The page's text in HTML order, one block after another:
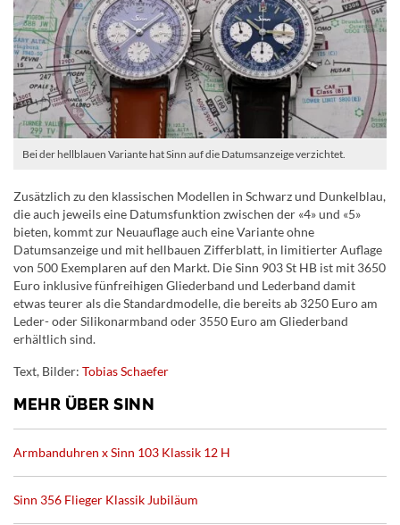
Bei der hellblauen Variante hat Sinn auf die Datumsanzeige verzichtet.
Zusätzlich zu den klassischen Modellen in Schwarz und Dunkelblau,
die auch jeweils eine Datumsfunktion zwischen der «4» und «5»
bieten, kommt zur Neuauflage auch eine Variante ohne
Datumsanzeige und mit hellbauen Zifferblatt, in limitierter Auflage
von 500 Exemplaren auf den Markt. Die Sinn 903 St HB ist mit 3650
Euro inklusive fünfreihigen Gliederband und Lederband damit
etwas teurer als die Standardmodelle, die bereits ab 3250 Euro am
Leder- oder Silikonarmband oder 3550 Euro am Gliederband
erhältlich sind.
Text, Bilder: Tobias Schaefer
MEHR ÜBER SINN
Armbanduhren x Sinn 103 Klassik 12 H
Sinn 356 Flieger Klassik Jubiläum